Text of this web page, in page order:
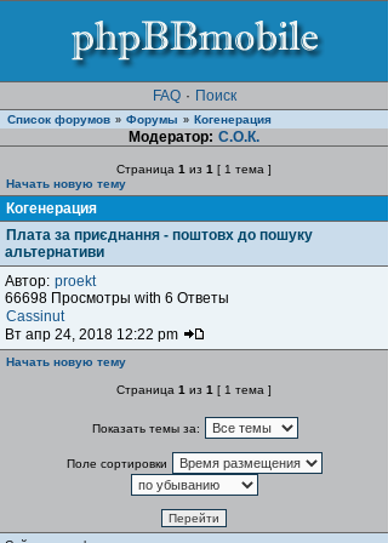
FAQ · Поиск
Список форумов » Форумы » Когенерация
Модератор: С.О.К.
Страница 1 из 1 [ 1 тема ]
Начать новую тему
Когенерация
Плата за приєднання - поштовх до пошуку
альтернативи
Автор: proekt
66698 Просмотры with 6 Ответы
Cassinut
Вт апр 24, 2018 12:22 pm
Начать новую тему
Страница 1 из 1 [ 1 тема ]
Показать темы за:
Поле сортировки